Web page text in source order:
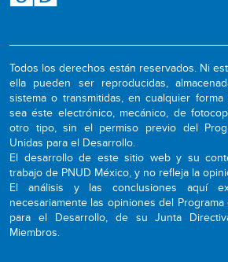
Todos los derechos están reservados. Ni
ella pueden ser reproducidas,
sistema o transmitidas, en cualquier
sea éste electrónico, mecánico, de
otro tipo, sin el permiso previo del
Unidas para el Desarrollo.
El desarrollo de este sitio web y su
trabajo de PNUD México, y no refleja la
El análisis y las conclusiones aquí
necesariamente las opiniones del
para el Desarrollo, de su Junta
Miembros.